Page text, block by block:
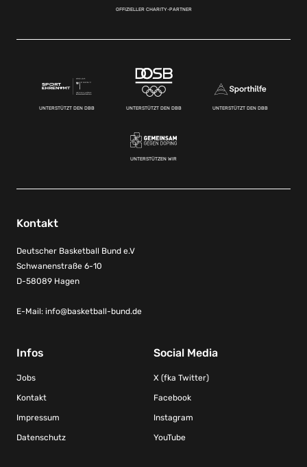
OFFIZIELLER CHARITY-PARTNER
UNTERSTÜTZT DEN DBB UNTERSTÜTZT DEN DBB UNTERSTÜTZT DEN DBB
UNTERSTÜTZEN WIR
Kontakt
Deutscher Basketball Bund e.V
Schwanenstraße 6-10
D-58089 Hagen
E-Mail: info@basketball-bund.de
Infos
Jobs
Kontakt
Impressum
Datenschutz
Social Media
X (fka Twitter)
Facebook
Instagram
YouTube